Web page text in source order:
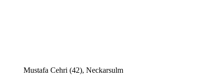
Mustafa Cehri (42), Neckarsulm